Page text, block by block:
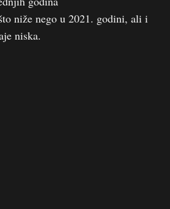
niže nego u 2021. godini, ali i
niska.